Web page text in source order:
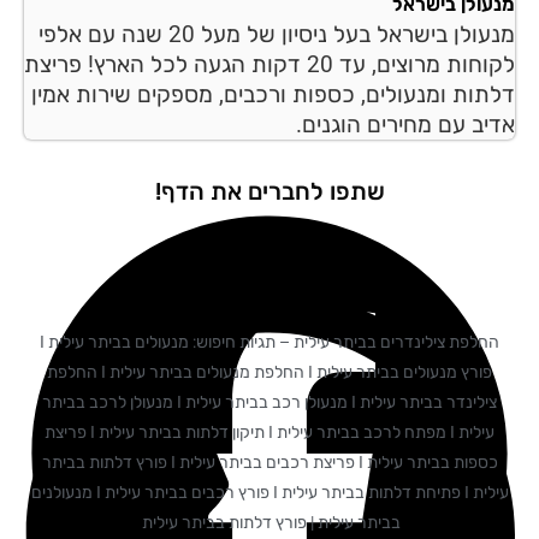
בישראל
מנעולן בישראל בעל ניסיון של מעל 20 שנה עם אלפי
לקוחות מרוצים, עד 20 דקות הגעה לכל הארץ! פריצת
ומנעולים, כספות ורכבים, מספקים שירות אמין
עם מחירים הוגנים.
שתפו לחברים את הדף!
החלפת צילינדרים בביתר עילית – תגיות חיפוש: מנעולים בביתר עילית I
פורץ מנעולים בביתר עילית I החלפת מנעולים בביתר עילית I החלפת
צילינדר בביתר עילית I מנעולן רכב בביתר עילית I מנעולן לרכב בביתר
עילית I מפתח לרכב בביתר עילית I תיקון דלתות בביתר עילית I פריצת
כספות בביתר עילית I פריצת רכבים בביתר עילית I פורץ דלתות בביתר
עילית I פתיחת דלתות בביתר עילית I פורץ רכבים בביתר עילית I מנעולנים
בביתר עילית | פורץ דלתות בביתר עילית